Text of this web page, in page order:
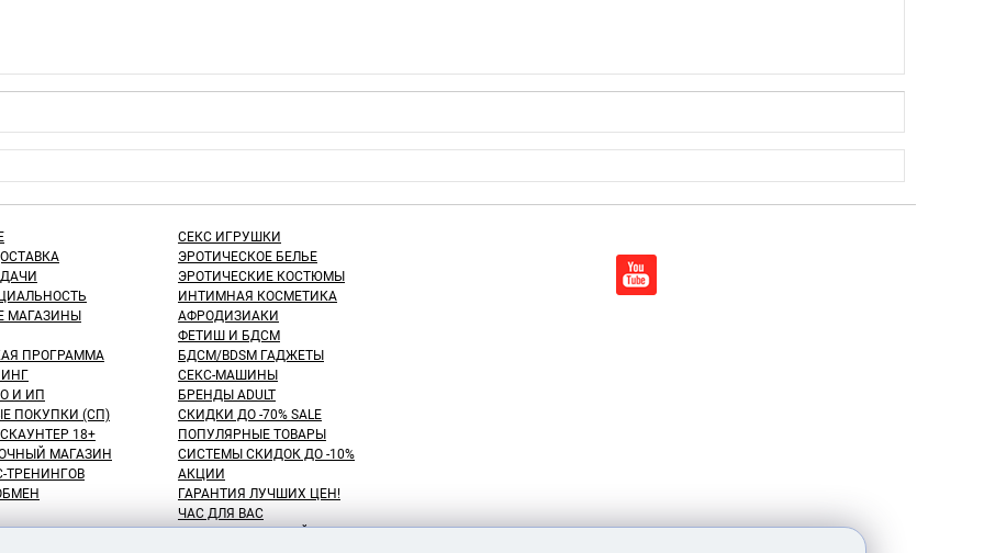
МАГАЗИНЫ
ПРОГРАММА
И ИП
ПОКУПКИ (СП)
18+
МАГАЗИН
ТРЕНИНГОВ
СЕКС ИГРУШКИ
ЭРОТИЧЕСКОЕ БЕЛЬЕ
ЭРОТИЧЕСКИЕ КОСТЮМЫ
ИНТИМНАЯ КОСМЕТИКА
АФРОДИЗИАКИ
ФЕТИШ И БДСМ
БДСМ/BDSM ГАДЖЕТЫ
СЕКС-МАШИНЫ
БРЕНДЫ ADULT
СКИДКИ ДО -70% SALE
ПОПУЛЯРНЫЕ ТОВАРЫ
СИСТЕМЫ СКИДОК ДО -10%
АКЦИИ
ГАРАНТИЯ ЛУЧШИХ ЦЕН!
ЧАС ДЛЯ ВАС
NEW! ДЕНЬ ЗНАНИЙ!